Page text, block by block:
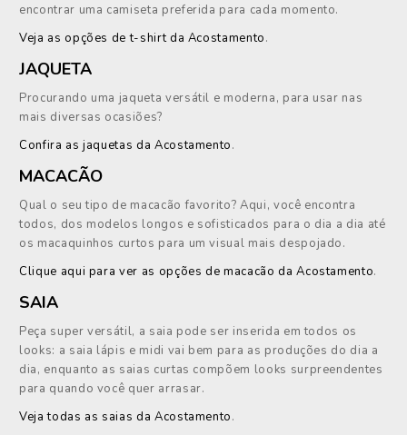
encontrar uma camiseta preferida para cada momento.
Veja as opções de t-shirt da Acostamento.
JAQUETA
Procurando uma jaqueta versátil e moderna, para usar nas
mais diversas ocasiões?
Confira as jaquetas da Acostamento.
MACACÃO
Qual o seu tipo de macacão favorito? Aqui, você encontra
todos, dos modelos longos e sofisticados para o dia a dia até
os macaquinhos curtos para um visual mais despojado.
Clique aqui para ver as opções de macacão da Acostamento.
SAIA
Peça super versátil, a saia pode ser inserida em todos os
looks: a saia lápis e midi vai bem para as produções do dia a
dia, enquanto as saias curtas compõem looks surpreendentes
para quando você quer arrasar.
Veja todas as saias da Acostamento.